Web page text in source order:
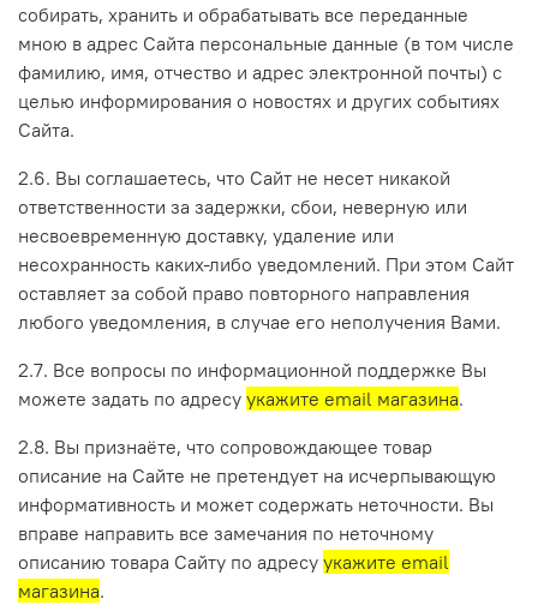
собирать, хранить и обрабатывать все переданные
мною в адрес Сайта персональные данные (в том числе
фамилию, имя, отчество и адрес электронной почты) с
целью информирования о новостях и других событиях
Сайта.
2.6. Вы соглашаетесь, что Сайт не несет никакой
ответственности за задержки, сбои, неверную или
несвоевременную доставку, удаление или
несохранность каких-либо уведомлений. При этом Сайт
оставляет за собой право повторного направления
любого уведомления, в случае его неполучения Вами.
2.7. Все вопросы по информационной поддержке Вы
можете задать по адресу укажите email магазина.
2.8. Вы признаёте, что сопровождающее товар
описание на Сайте не претендует на исчерпывающую
информативность и может содержать неточности. Вы
вправе направить все замечания по неточному
описанию товара Сайту по адресу укажите email
магазина.